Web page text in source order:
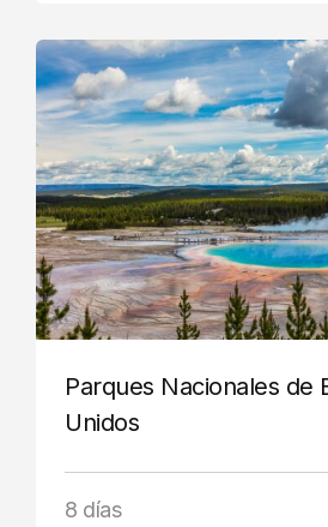
Parques Nacionales de
Unidos
8 días